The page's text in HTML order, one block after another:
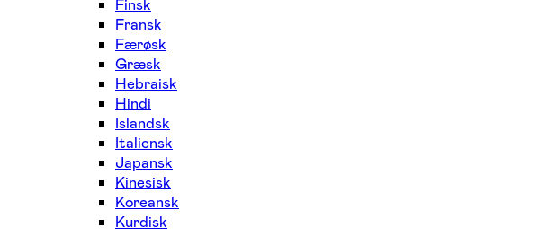
Finsk
Fransk
Færøsk
Græsk
Hebraisk
Hindi
Islandsk
Italiensk
Japansk
Kinesisk
Koreansk
Kurdisk